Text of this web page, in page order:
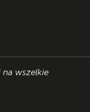
na wszelkie